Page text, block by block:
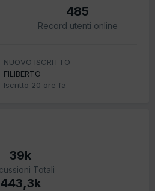
485
Record utenti online
NUOVO ISCRITTO
FILIBERTO
Iscritto 20 ore fa
39k
Totali
443,3k